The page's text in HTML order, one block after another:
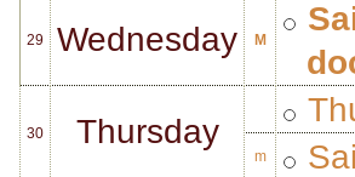
29 Wednesday M
30 Thursday
m